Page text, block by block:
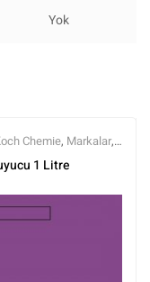
Yok
Chemie, Markalar,
1 Litre